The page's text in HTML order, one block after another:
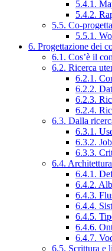
5.4.1.
5.4.2.
5.5. Co-
5.5.1.
6. Progettazione dei
6.1. Cos’è il
6.2. Ricerca
6.2.1.
6.2.2.
6.2.3.
6.2.4.
6.3. Dalla
6.3.1.
6.3.2.
6.3.3.
6.4.
6.4.1.
6.4.2.
6.4.3.
6.4.4.
6.4.5.
6.4.6.
6.4.7.
6.5. Scrittura e